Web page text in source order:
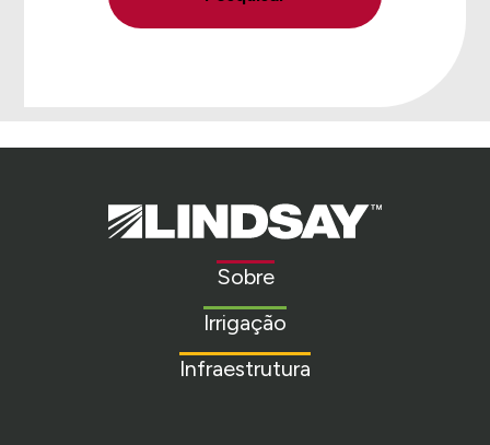
Lindsay.
Link
Sobre
Irrigação
Infraestrutura